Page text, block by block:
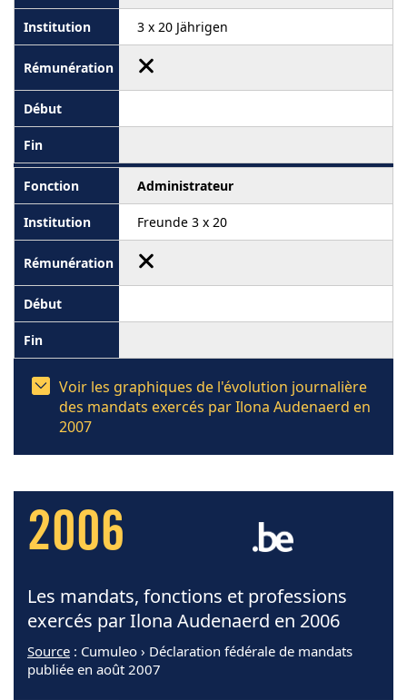
3 x 20 Jährigen
Administrateur
Freunde 3 x 20
Voir les graphiques de l'évolution journalière
des mandats exercés par Ilona Audenaerd en
2007
2006
Les mandats, fonctions et professions
exercés par Ilona Audenaerd en 2006
Source : Cumuleo › Déclaration fédérale de mandats
publiée en août 2007